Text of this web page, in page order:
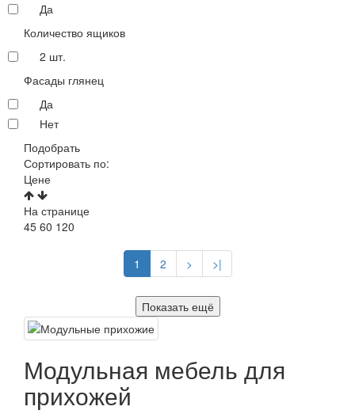
Да
Количество ящиков
2 шт.
Фасады глянец
Да
Нет
Подобрать
Сортировать по:
Цене
На странице
45 60 120
1 2 > >|
Показать ещё
Модульная мебель для
прихожей